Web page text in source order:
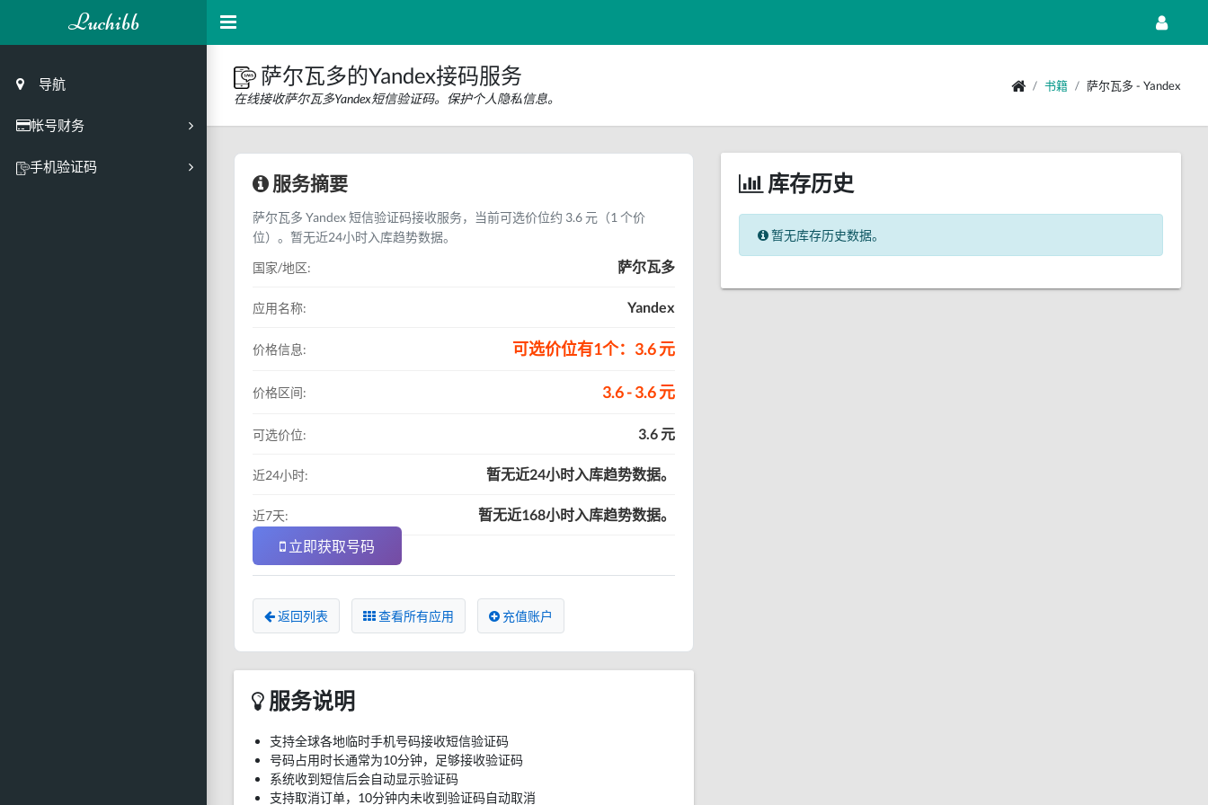
Luchibb
导航
帐号财务
充值
手机验证码
萨尔瓦多的Yandex接码服务
在线接收萨尔瓦多Yandex短信验证码。保护个人隐私信息。
书籍 萨尔瓦多 - Yandex
服务摘要
萨尔瓦多 Yandex 短信验证码接收服务，当前可选价位约 3.6 元（1 个价
位）。暂无近24小时入库趋势数据。
国家/地区:
萨尔瓦多
应用名称: Yandex
价格信息: 可选价位有1个：3.6 元
价格区间: 3.6 - 3.6 元
可选价位: 3.6 元
近24小时: 暂无近24小时入库趋势数据。
近7天:
暂无近168小时入库趋势数据。
立即获取号码
返回列表 查看所有应用 充值账户
服务说明
支持全球各地临时手机号码接收短信验证码
号码占用时长通常为10分钟，足够接收验证码
系统收到短信后会自动显示验证码
支持取消订单，10分钟内未收到验证码自动取消
库存历史
暂无库存历史数据。